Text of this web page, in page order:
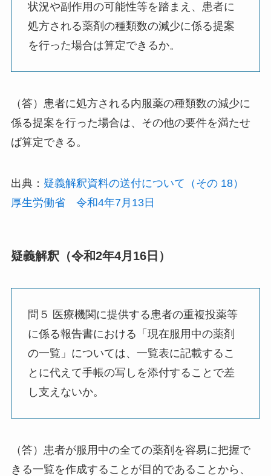
状況や副作用の可能性等を踏まえ、患者に
処方される薬剤の種類数の減少に係る提案
を行った場合は算定できるか。
（答）患者に処方される内服薬の種類数の減少に
係る提案を行った場合は、その他の要件を満たせ
ば算定できる。
出典： 疑義解釈資料の送付について（その 18）
厚生労働省 令和4年7月13日
疑義解釈（令和2年4月16日）
問５ 医療機関に提供する患者の重複投薬等
に係る報告書における「現在服用中の薬剤
の一覧」については、一覧表に記載するこ
とに代えて手帳の写しを添付することで差
し支えないか。
（答）患者が服用中の全ての薬剤を容易に把握で
きる一覧を作成することが目的であることから、